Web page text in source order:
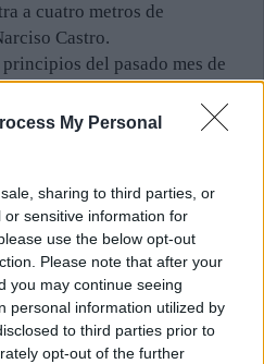
My Personal
sharing to third parties, or
sensitive information for
use the below opt-out
Please note that after your
you may continue seeing
personal information utilized by
to third parties prior to
opt-out of the further
a cuatro metros de
Castro.
del pasado mes de
descubrimientos,
puesto que ayudan a
ciudad ibero romana y a
arqueológico.
romanas cerca de la Puerta
excavaciones de urgencia,
juntos,
Ante una puerta, y escondida
una llave de hierro que quedó
Fragmentos de lucernas,